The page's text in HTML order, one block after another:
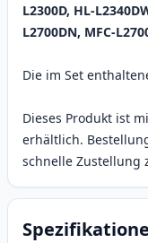
L2300D, HL-
L2700DN, MFC-
Die im Set
Dieses Produkt ist
erhältlich.
schnelle Zustellung